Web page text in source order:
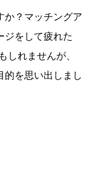
か？マッチングア
ジをして疲れた
しれませんが、
的を思い出しまし